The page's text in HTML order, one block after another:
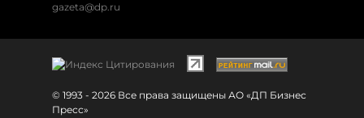
gazeta@dp.ru
© 1993 - 2026 Все права защищены АО «ДП Бизнес
Пресс»